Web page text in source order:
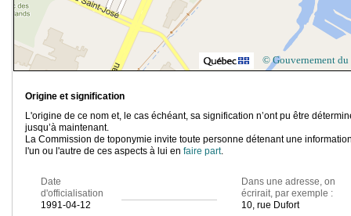
© Gouvernement du
Origine et signification
L'origine de ce nom et, le cas échéant, sa signification n’ont pu être
jusqu’à maintenant.
La Commission de toponymie invite toute personne détenant une
l'un ou l'autre de ces aspects à lui en faire part.
Date
d'officialisation
1991-04-12
Dans une adresse, on
écrirait, par exemple :
10, rue Dufort